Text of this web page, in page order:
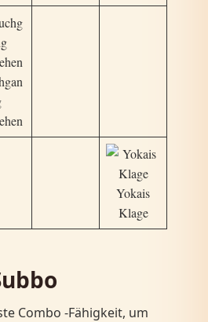
Yokais
Klage
Combo -Fähigkeit, um